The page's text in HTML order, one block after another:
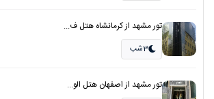
تور مشهد از کرمانشاه هتل ف...
3شب
تور مشهد از اصفهان هتل الو...